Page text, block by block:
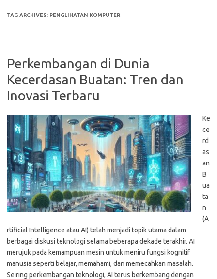
TAG ARCHIVES: PENGLIHATAN KOMPUTER
Perkembangan di Dunia
Kecerdasan Buatan: Tren dan
Inovasi Terbaru
Ke
ce
rd
as
an
B
ua
ta
n
(A
rtificial Intelligence atau AI) telah menjadi topik utama dalam
berbagai diskusi teknologi selama beberapa dekade terakhir. AI
merujuk pada kemampuan mesin untuk meniru fungsi kognitif
manusia seperti belajar, memahami, dan memecahkan masalah.
Seiring perkembangan teknologi, AI terus berkembang dengan